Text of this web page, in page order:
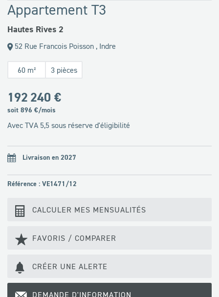
Appartement T3
Hautes Rives 2
52 Rue Francois Poisson , Indre
60 m² 3 pièces
192 240 €
soit 896 €/mois
Avec TVA 5,5 sous réserve d'éligibilité
Livraison en 2027
Référence : VE1471/12
CALCULER MES MENSUALITÉS
FAVORIS / COMPARER
CRÉER UNE ALERTE
DEMANDE D'INFORMATION